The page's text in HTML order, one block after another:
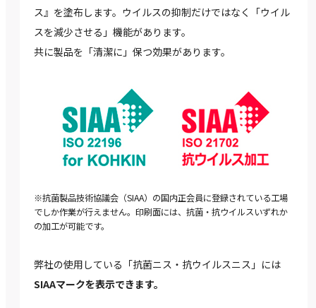
ス』を塗布します。ウイルスの抑制だけではなく「ウイル
スを減少させる」機能があります。
共に製品を「清潔に」保つ効果があります。
※抗菌製品技術協議会（SIAA）の国内正会員に登録されている工場
でしか作業が行えません。印刷面には、抗菌・抗ウイルスいずれか
の加工が可能です。
弊社の使用している「抗菌ニス・抗ウイルスニス」には
SIAAマークを表示できます。